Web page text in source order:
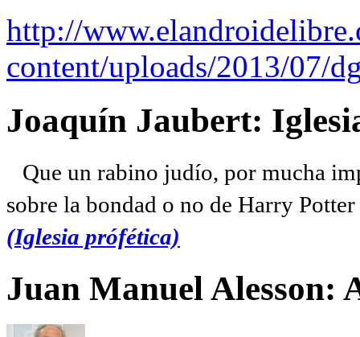
http://
content/uploads/2013/07/
Joaquín Jaubert:
Que un rabino judío, por mucha
sobre la bondad o no de Harry
(Iglesia prófética)
Juan Manuel Alesson: